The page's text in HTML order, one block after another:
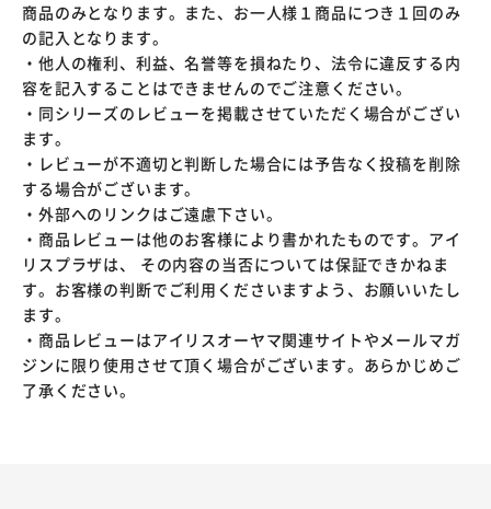
商品のみとなります。また、お一人様１商品につき１回のみ
の記入となります。
・他人の権利、利益、名誉等を損ねたり、法令に違反する内
容を記入することはできませんのでご注意ください。
・同シリーズのレビューを掲載させていただく場合がござい
ます。
・レビューが不適切と判断した場合には予告なく投稿を削除
する場合がございます。
・外部へのリンクはご遠慮下さい。
・商品レビューは他のお客様により書かれたものです。アイ
リスプラザは、 その内容の当否については保証できかねま
す。お客様の判断でご利用くださいますよう、お願いいたし
ます。
・商品レビューはアイリスオーヤマ関連サイトやメールマガ
ジンに限り使用させて頂く場合がございます。あらかじめご
了承ください。